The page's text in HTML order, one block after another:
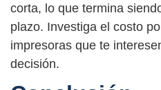
corta, lo que termina
plazo. Investiga el costo
impresoras que te
decisión.